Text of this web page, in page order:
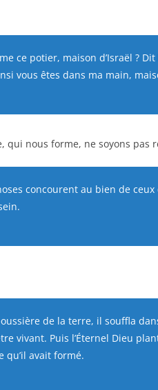
ce potier, maison d’Israël ? Dit
vous êtes dans ma main,
qui nous forme, ne soyons pas
concourent au bien de
de la terre, il souffla
vivant. Puis l’Éternel Dieu
qu’il avait formé.